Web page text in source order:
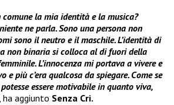
comune la mia identità e la musica?
ne parla. Sono una persona non
sono il neutro e il maschile. L’identità di
non binaria si colloca al di fuori della
L’innocenza mi portava a vivere e
e più c’era qualcosa da spiegare. Come se
essere motivabile in quanto viva,
ha aggiunto Senza Cri.